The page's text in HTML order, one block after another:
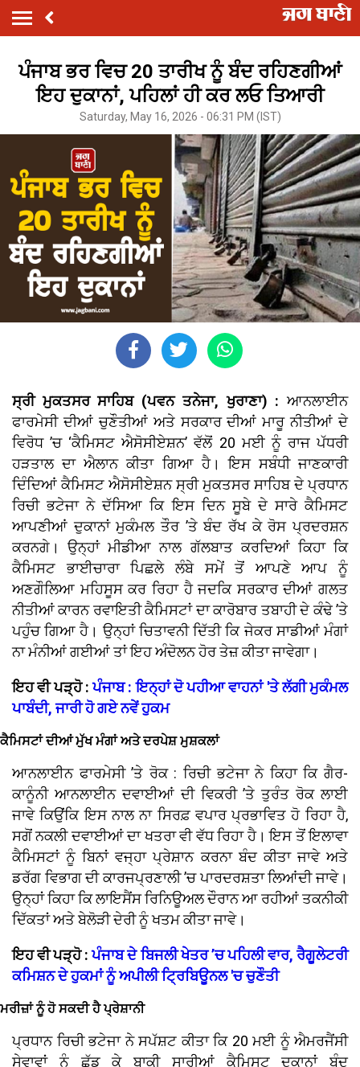
ਪੰਜਾਬ ਭਰ ਵਿਚ 20 ਤਾਰੀਖ ਨੂੰ ਬੰਦ ਰਹਿਣਗੀਆਂ
ਇਹ ਦੁਕਾਨਾਂ, ਪਹਿਲਾਂ ਹੀ ਕਰ ਲਓ ਤਿਆਰੀ
Saturday, May 16, 2026 - 06:31 PM (IST)
ਸ੍ਰੀ ਮੁਕਤਸਰ ਸਾਹਿਬ (ਪਵਨ ਤਨੇਜਾ, ਖੁਰਾਣਾ) : ਆਨਲਾਈਨ
ਫਾਰਮੇਸੀ ਦੀਆਂ ਚੁਣੌਤੀਆਂ ਅਤੇ ਸਰਕਾਰ ਦੀਆਂ ਮਾਰੂ ਨੀਤੀਆਂ ਦੇ
ਵਿਰੋਧ ’ਚ ‘ਕੈਮਿਸਟ ਐਸੋਸੀਏਸ਼ਨ’ ਵੱਲੋਂ 20 ਮਈ ਨੂੰ ਰਾਜ ਪੱਧਰੀ
ਹੜਤਾਲ ਦਾ ਐਲਾਨ ਕੀਤਾ ਗਿਆ ਹੈ। ਇਸ ਸਬੰਧੀ ਜਾਣਕਾਰੀ
ਦਿੰਦਿਆਂ ਕੈਮਿਸਟ ਐਸੋਸੀਏਸ਼ਨ ਸ੍ਰੀ ਮੁਕਤਸਰ ਸਾਹਿਬ ਦੇ ਪ੍ਰਧਾਨ
ਰਿਚੀ ਭਟੇਜਾ ਨੇ ਦੱਸਿਆ ਕਿ ਇਸ ਦਿਨ ਸੂਬੇ ਦੇ ਸਾਰੇ ਕੈਮਿਸਟ
ਆਪਣੀਆਂ ਦੁਕਾਨਾਂ ਮੁਕੰਮਲ ਤੌਰ ’ਤੇ ਬੰਦ ਰੱਖ ਕੇ ਰੋਸ ਪ੍ਰਦਰਸ਼ਨ
ਕਰਨਗੇ। ਉਨ੍ਹਾਂ ਮੀਡੀਆ ਨਾਲ ਗੱਲਬਾਤ ਕਰਦਿਆਂ ਕਿਹਾ ਕਿ
ਕੈਮਿਸਟ ਭਾਈਚਾਰਾ ਪਿਛਲੇ ਲੰਬੇ ਸਮੇਂ ਤੋਂ ਆਪਣੇ ਆਪ ਨੂੰ
ਅਣਗੌਲਿਆ ਮਹਿਸੂਸ ਕਰ ਰਿਹਾ ਹੈ ਜਦਕਿ ਸਰਕਾਰ ਦੀਆਂ ਗਲਤ
ਨੀਤੀਆਂ ਕਾਰਨ ਰਵਾਇਤੀ ਕੈਮਿਸਟਾਂ ਦਾ ਕਾਰੋਬਾਰ ਤਬਾਹੀ ਦੇ ਕੰਢੇ ’ਤੇ
ਪਹੁੰਚ ਗਿਆ ਹੈ। ਉਨ੍ਹਾਂ ਚਿਤਾਵਨੀ ਦਿੱਤੀ ਕਿ ਜੇਕਰ ਸਾਡੀਆਂ ਮੰਗਾਂ
ਨਾ ਮੰਨੀਆਂ ਗਈਆਂ ਤਾਂ ਇਹ ਅੰਦੋਲਨ ਹੋਰ ਤੇਜ਼ ਕੀਤਾ ਜਾਵੇਗਾ।
ਇਹ ਵੀ ਪੜ੍ਹੋ :ਪੰਜਾਬ : ਇਨ੍ਹਾਂ ਦੋ ਪਹੀਆ ਵਾਹਨਾਂ 'ਤੇ ਲੱਗੀ ਮੁਕੰਮਲ
ਪਾਬੰਦੀ, ਜਾਰੀ ਹੋ ਗਏ ਨਵੇਂ ਹੁਕਮ
ਕੈਮਿਸਟਾਂ ਦੀਆਂ ਮੁੱਖ ਮੰਗਾਂ ਅਤੇ ਦਰਪੇਸ਼ ਮੁਸ਼ਕਲਾਂ
ਆਨਲਾਈਨ ਫਾਰਮੇਸੀ ’ਤੇ ਰੋਕ : ਰਿਚੀ ਭਟੇਜਾ ਨੇ ਕਿਹਾ ਕਿ ਗੈਰ-
ਕਾਨੂੰਨੀ ਆਨਲਾਈਨ ਦਵਾਈਆਂ ਦੀ ਵਿਕਰੀ ’ਤੇ ਤੁਰੰਤ ਰੋਕ ਲਾਈ
ਜਾਵੇ ਕਿਉਂਕਿ ਇਸ ਨਾਲ ਨਾ ਸਿਰਫ਼ ਵਪਾਰ ਪ੍ਰਭਾਵਿਤ ਹੋ ਰਿਹਾ ਹੈ,
ਸਗੋਂ ਨਕਲੀ ਦਵਾਈਆਂ ਦਾ ਖਤਰਾ ਵੀ ਵੱਧ ਰਿਹਾ ਹੈ। ਇਸ ਤੋਂ ਇਲਾਵਾ
ਕੈਮਿਸਟਾਂ ਨੂੰ ਬਿਨਾਂ ਵਜ੍ਹਾ ਪ੍ਰੇਸ਼ਾਨ ਕਰਨਾ ਬੰਦ ਕੀਤਾ ਜਾਵੇ ਅਤੇ
ਡਰੱਗ ਵਿਭਾਗ ਦੀ ਕਾਰਜਪ੍ਰਣਾਲੀ ’ਚ ਪਾਰਦਰਸ਼ਤਾ ਲਿਆਂਦੀ ਜਾਵੇ।
ਉਨ੍ਹਾਂ ਕਿਹਾ ਕਿ ਲਾਇਸੈਂਸ ਰਿਨਿਊਅਲ ਦੌਰਾਨ ਆ ਰਹੀਆਂ ਤਕਨੀਕੀ
ਦਿੱਕਤਾਂ ਅਤੇ ਬੇਲੋੜੀ ਦੇਰੀ ਨੂੰ ਖਤਮ ਕੀਤਾ ਜਾਵੇ।
ਇਹ ਵੀ ਪੜ੍ਹੋ :ਪੰਜਾਬ ਦੇ ਬਿਜਲੀ ਖੇਤਰ ’ਚ ਪਹਿਲੀ ਵਾਰ, ਰੈਗੂਲੇਟਰੀ
ਕਮਿਸ਼ਨ ਦੇ ਹੁਕਮਾਂ ਨੂੰ ਅਪੀਲੀ ਟ੍ਰਿਬਿਊਨਲ 'ਚ ਚੁਣੌਤੀ
ਮਰੀਜ਼ਾਂ ਨੂੰ ਹੋ ਸਕਦੀ ਹੈ ਪ੍ਰੇਸ਼ਾਨੀ
ਪ੍ਰਧਾਨ ਰਿਚੀ ਭਟੇਜਾ ਨੇ ਸਪੱਸ਼ਟ ਕੀਤਾ ਕਿ 20 ਮਈ ਨੂੰ ਐਮਰਜੈਂਸੀ
ਸੇਵਾਵਾਂ ਨੂੰ ਛੱਡ ਕੇ ਬਾਕੀ ਸਾਰੀਆਂ ਕੈਮਿਸਟ ਦੁਕਾਨਾਂ ਬੰਦ